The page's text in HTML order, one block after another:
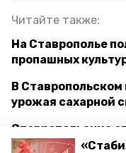
Читайте также:
На Ставрополье
пропашных
В Ставропольском
урожая сахарной
Ставропольские
приобретение